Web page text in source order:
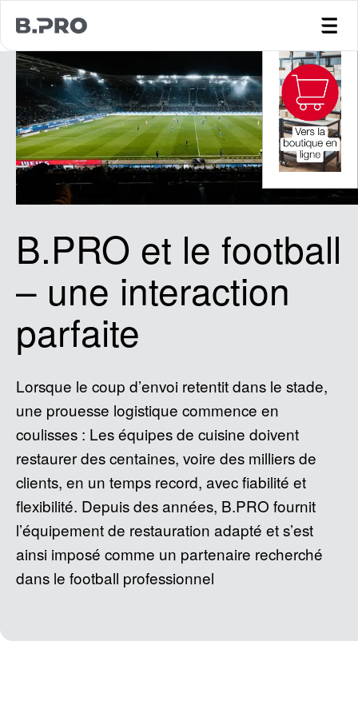
B.PRO et le football
– une interaction
parfaite
Lorsque le coup d’envoi retentit dans le stade,
une prouesse logistique commence en
coulisses : Les équipes de cuisine doivent
restaurer des centaines, voire des milliers de
clients, en un temps record, avec fiabilité et
flexibilité. Depuis des années, B.PRO fournit
l’équipement de restauration adapté et s’est
ainsi imposé comme un partenaire recherché
dans le football professionnel